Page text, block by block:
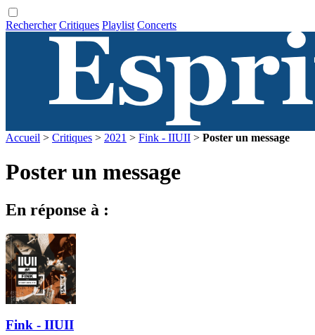
Rechercher Critiques Playlist Concerts
Accueil > Critiques > 2021 > Fink - IIUII > Poster un message
Poster un message
En réponse à :
Fink - IIUII